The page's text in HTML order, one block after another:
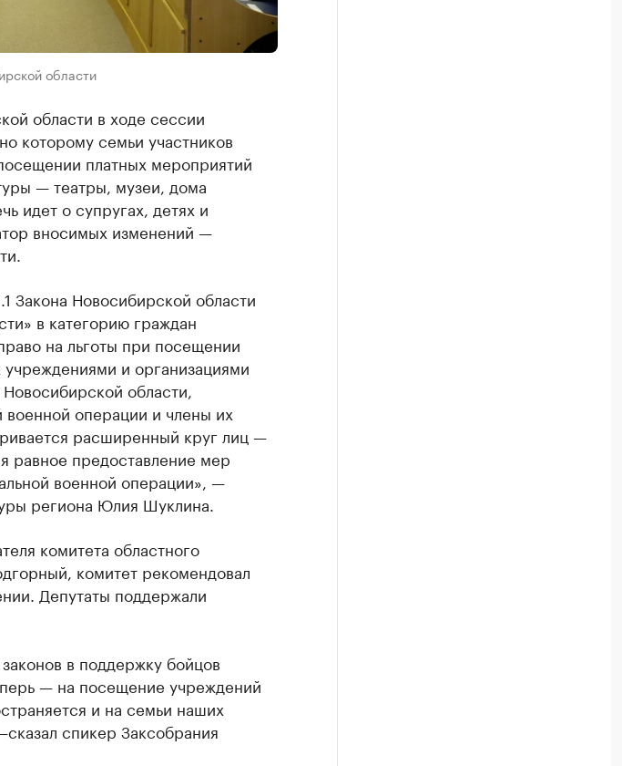
области
области в ходе сессии
которому семьи участников
платных мероприятий
— театры, музеи, дома
идет о супругах, детях и
вносимых изменений —
Закона Новосибирской области
в категорию граждан
на льготы при посещении
и организациями
области,
военной операции и члены их
расширенный круг лиц —
равное предоставление мер
военной операции», —
региона Юлия Шуклина.
комитета областного
комитет рекомендовал
Депутаты поддержали
в поддержку бойцов
— на посещение учреждений
и на семьи наших
спикер Заксобрания